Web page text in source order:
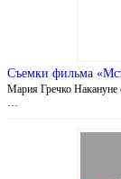
Съемки фильма
Мария Гречко Накануне
…